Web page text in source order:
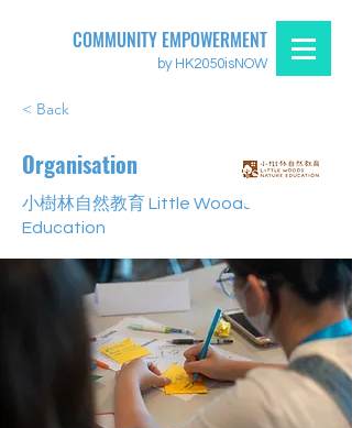
by HK2050isNOW
COMMUNITY EMPOWERMENT
< Back
Organisation
小樹林自然教育 Little Woods Nature
Education